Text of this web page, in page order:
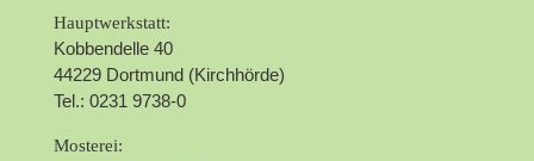
Hauptwerkstatt:
Kobbendelle 40
44229 Dortmund (Kirchhörde)
Tel.: 0231 9738-0
Mosterei: